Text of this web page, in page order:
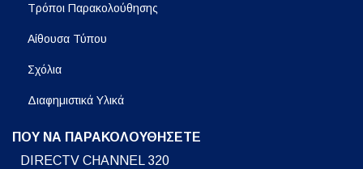
Τρόποι Παρακολούθησης
Αίθουσα Τύπου
Σχόλια
Διαφημιστικά Υλικά
ΠΟΥ ΝΑ ΠΑΡΑΚΟΛΟΥΘΗΣΕΤΕ
DIRECTV CHANNEL 320